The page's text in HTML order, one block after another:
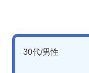
30代/男性